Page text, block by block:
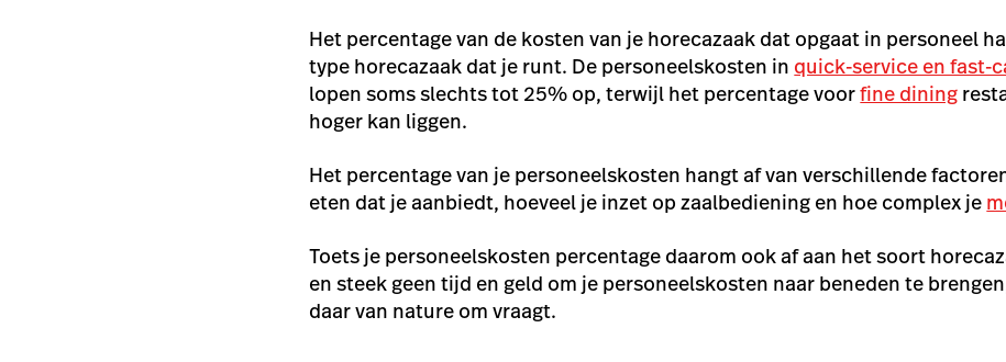
Het percentage van de kosten van je horecazaak dat opgaat in personeel
type horecazaak dat je runt. De personeelskosten in quick-service en fast-
lopen soms slechts tot 25% op, terwijl het percentage voorfine dining
hoger kan liggen.
Het percentage van je personeelskosten hangt af van verschillende
eten dat je aanbiedt, hoeveel je inzet op zaalbediening en hoe complex je
Toets je personeelskosten percentage daarom ook af aan het soort
en steek geen tijd en geld om je personeelskosten naar beneden te
daar van nature om vraagt.